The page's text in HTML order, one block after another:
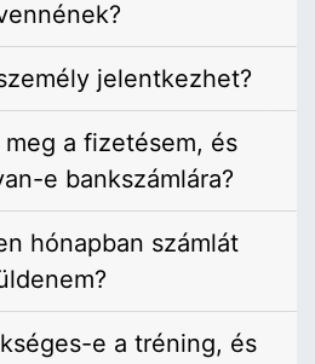
jelentkezhet?
a fizetésem, és
e bankszámlára?
hónapban számlát
e a tréning, és